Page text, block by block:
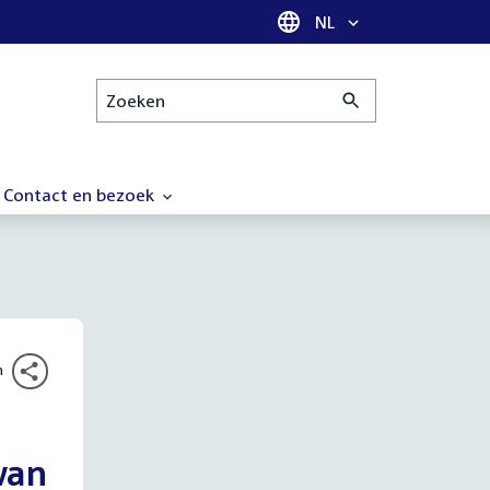
Taal selectie
NL
Zoeken
Contact en bezoek